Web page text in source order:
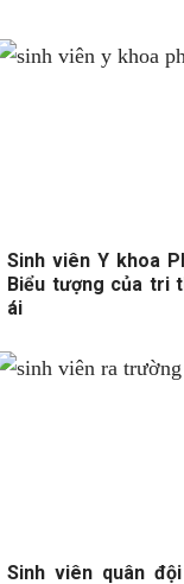
Sinh viên Y khoa
Biểu tượng của tri
ái
Sinh viên quân